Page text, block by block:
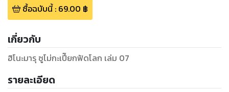
ซื้อฉบับนี้: 69.00 ฿
เกี่ยวกับ
ฮิโนะมารุ ซูโม่กะเปี๊ยกฟัดโลก เล่ม 07
รายละเอียด